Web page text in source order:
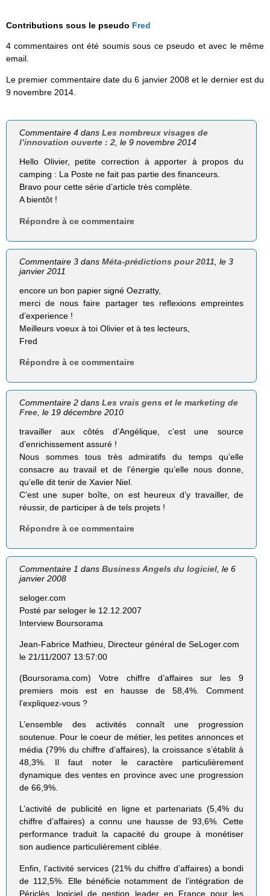
Contributions sous le pseudo Fred
4 commentaires ont été soumis sous ce pseudo et avec le même
email.
Le premier commentaire date du 6 janvier 2008 et le dernier est du
9 novembre 2014.
Commentaire 4 dansLes nombreux visages de
l’innovation ouverte : 2, le 9 novembre 2014
Hello Olivier, petite correction à apporter à propos du
camping : La Poste ne fait pas partie des financeurs.
Bravo pour cette série d’article très complète.
A bientôt !
Répondre à ce commentaire
Commentaire 3 dansMéta-prédictions pour 2011 , le 3
janvier 2011
encore un bon papier signé Oezratty,
merci de nous faire partager tes reflexions empreintes
d’experience !
Meilleurs voeux à toi Olivier et à tes lecteurs,
Fred
Répondre à ce commentaire
Commentaire 2 dansLes vrais gens et le marketing de
Free , le 19 décembre 2010
travailler aux côtés d’Angélique, c’est une source
d’enrichissement assuré !
Nous sommes tous très admiratifs du temps qu’elle
consacre au travail et de l’énergie qu’elle nous donne,
qu’elle dit tenir de Xavier Niel.
C’est une super boîte, on est heureux d’y travailler, de
réussir, de participer à de tels projets !
Répondre à ce commentaire
Commentaire 1 dansBusiness Angels du logiciel , le 6
janvier 2008
seloger.com
Posté par seloger le 12.12.2007
Interview Boursorama
Jean-Fabrice Mathieu, Directeur général de SeLoger.com
le 21/11/2007 13:57:00
(Boursorama.com) Votre chiffre d’affaires sur les 9
premiers mois est en hausse de 58,4%. Comment
l’expliquez-vous ?
L’ensemble des activités connaît une progression
soutenue. Pour le coeur de métier, les petites annonces et
média (79% du chiffre d’affaires), la croissance s’établit à
48,3%. Il faut noter le caractère particulièrement
dynamique des ventes en province avec une progression
de 66,9%.
L’activité de publicité en ligne et partenariats (5,4% du
chiffre d’affaires) a connu une hausse de 93,6%. Cette
performance traduit la capacité du groupe à monétiser
son audience particulièrement ciblée.
Enfin, l’activité services (21% du chiffre d’affaires) a bondi
de 112,5%. Elle bénéficie notamment de l’intégration de
Périclès, logiciel de gestion leader en France pour les